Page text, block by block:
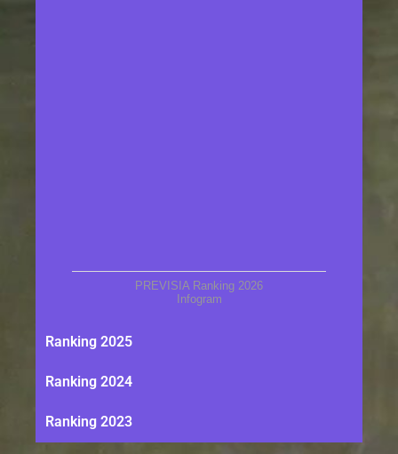
PREVISIA Ranking 2026
Infogram
Ranking 2025
Ranking 2024
Ranking 2023